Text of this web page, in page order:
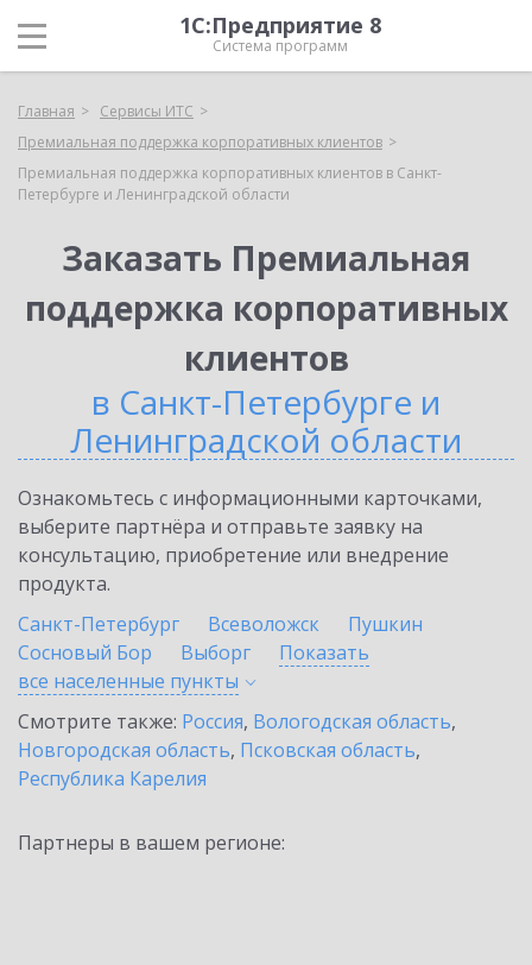
1С:Предприятие 8
Система программ
Главная
Сервисы ИТС
Премиальная поддержка корпоративных клиентов
Премиальная поддержка корпоративных клиентов в Санкт-
Петербурге и Ленинградской области
Заказать Премиальная
поддержка корпоративных
клиентов
в Санкт-Петербурге и
Ленинградской области
Ознакомьтесь с информационными карточками,
выберите партнёра и отправьте заявку на
консультацию, приобретение или внедрение
продукта.
Санкт-Петербург
Всеволожск
Пушкин
Сосновый Бор
Выборг
Показать
все населенные пункты
Смотрите также: Россия, Вологодская область,
Новгородская область, Псковская область,
Республика Карелия
Партнеры в вашем регионе: